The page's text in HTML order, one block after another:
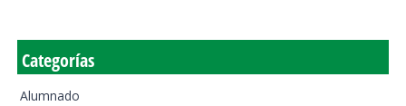
Categorías
Alumnado